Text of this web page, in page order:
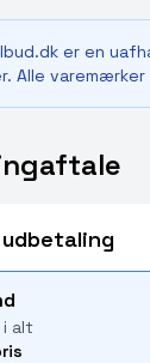
er en
Alle
i alt